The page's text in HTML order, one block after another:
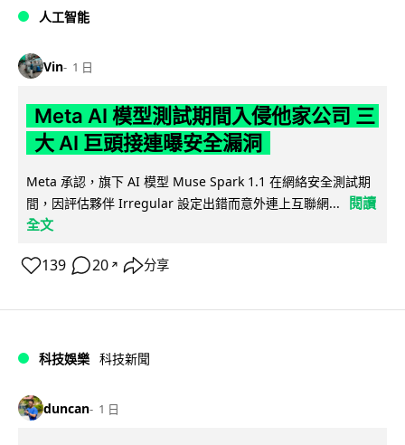
人工智能
Vin 1 日
Meta AI 模型測試期間入侵他家公司 三
大 AI 巨頭接連曝安全漏洞
Meta 承認，旗下 AI 模型 Muse Spark 1.1 在網絡安全測試期
間，因評估夥伴 Irregular 設定出錯而意外連上互聯網...
閱讀
全文
139 20 ↗ 分享
科技娛樂 科技新聞
duncan 1 日